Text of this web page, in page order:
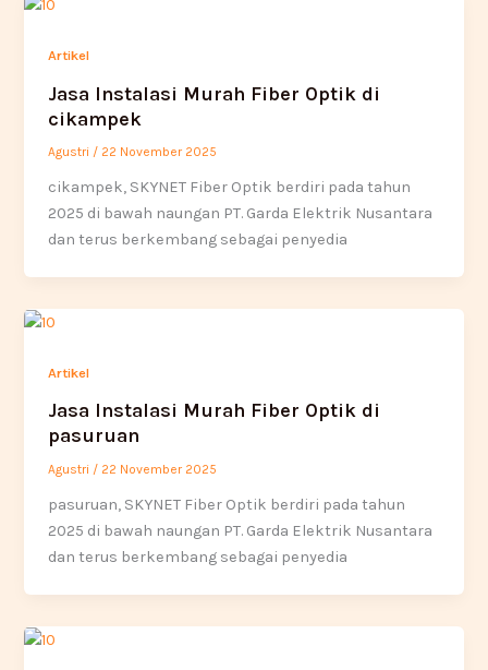
Artikel
Jasa Instalasi Murah Fiber Optik di
cikampek
Agustri / 22 November 2025
cikampek, SKYNET Fiber Optik berdiri pada tahun
2025 di bawah naungan PT. Garda Elektrik Nusantara
dan terus berkembang sebagai penyedia
Artikel
Jasa Instalasi Murah Fiber Optik di
pasuruan
Agustri / 22 November 2025
pasuruan, SKYNET Fiber Optik berdiri pada tahun
2025 di bawah naungan PT. Garda Elektrik Nusantara
dan terus berkembang sebagai penyedia